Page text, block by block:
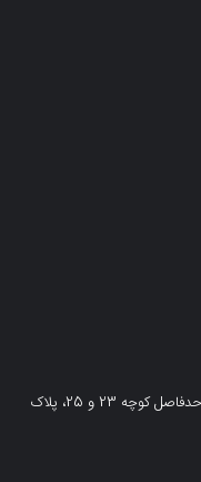
تهران، ونک، خیابان گاندی جنوبی، حدفاصل کوچه 23 و 25، پلاک